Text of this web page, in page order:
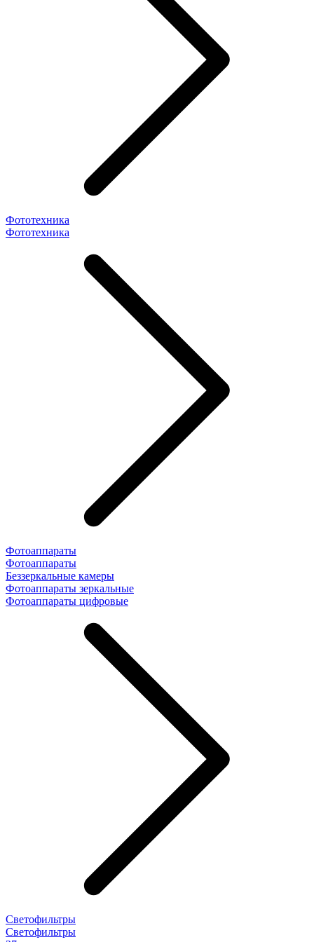
Фототехника
Фототехника
Фотоаппараты
Фотоаппараты
Беззеркальные камеры
Фотоаппараты зеркальные
Фотоаппараты цифровые
Светофильтры
Светофильтры